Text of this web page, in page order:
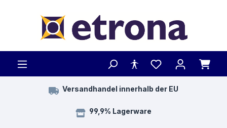
Versandhandel innerhalb der EU
99,9% Lagerware